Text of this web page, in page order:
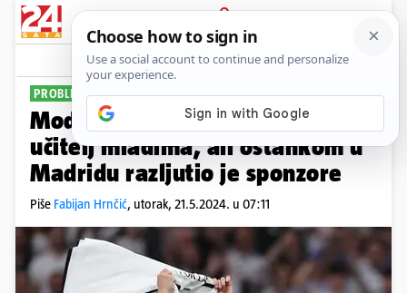
PRIJAVA
Sport Komentari
PROBLEM 'DESETKE'
Modrić je financijski isplativ
učitelj mladima, ali ostankom u
Madridu razljutio je sponzore
Piše Fabijan Hrnčić, utorak, 21.5.2024. u 07:11